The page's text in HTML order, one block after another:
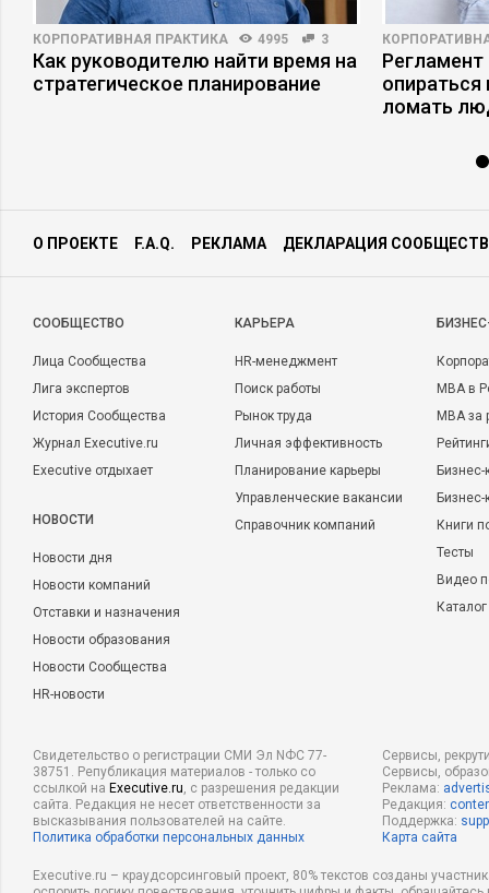
КОРПОРАТИВНАЯ ПРАКТИКА 4995 3
Как руководителю найти время на
стратегическое планирование
Регламент
опираться
ломать
О ПРОЕКТЕ F.A.Q. РЕКЛАМА ДЕКЛАРАЦИЯ
CООБЩЕСТВО
Лица Сообщества
Лига экспертов
История Сообщества
Журнал Executive.ru
Executive отдыхает
НОВОСТИ
Новости дня
Новости компаний
Отставки и назначения
Новости образования
Новости Сообщества
HR-новости
КАРЬЕРА
HR-менеджмент
Поиск работы
Рынок труда
Личная эффективность
Планирование карьеры
Управленческие вакансии
Справочник компаний
MBA в
MBA
Бизнес-
Книги
Тесты
Видео
Свидетельство о регистрации СМИ Эл NФС 77-
38751. Републикация материалов - только со
ссылкой на Executive.ru, с разрешения редакции
сайта. Редакция не несет ответственности за
высказывания пользователей на сайте.
Политика обработки персональных данных
Сервисы,
Сервисы,
Реклама:
Редакция:
Поддержка:
Карта сайта
Executive.ru – краудсорсинговый проект, 80% текстов созданы